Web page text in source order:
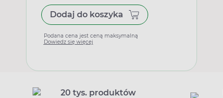
Dodaj do koszyka
Podana cena jest ceną maksymalną
Dowiedz się więcej
20 tys. produktów